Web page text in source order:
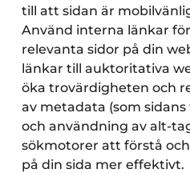
till att sidan är
Använd interna länkar
relevanta sidor på din
länkar till auktoritativa
öka trovärdigheten och
av metadata (som
och användning av alt-
sökmotorer att förstå
på din sida mer effektivt.